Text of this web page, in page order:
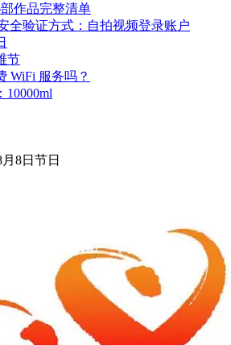
作品完整清单
全验证方式：自拍视频登录账户
节
WiFi 服务吗？
10000ml
8日节日